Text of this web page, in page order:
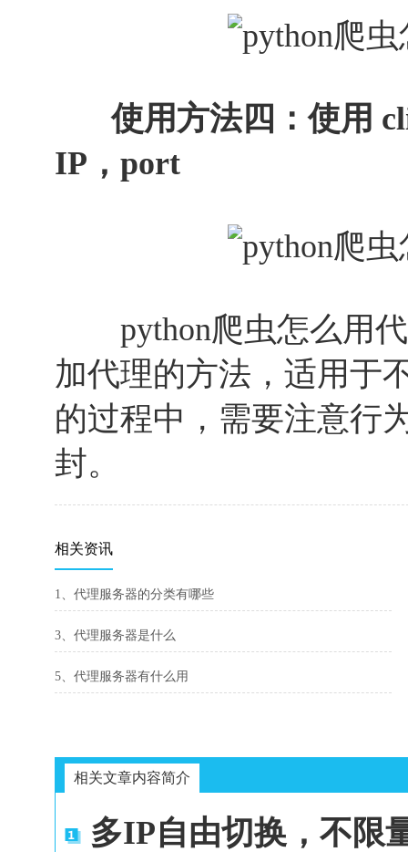
使用方法四：使用
IP，port
python爬虫怎么用代
加代理的方法，适用于
的过程中，需要注意行
封。
相关资讯
1、代理服务器的分类有哪些
3、代理服务器是什么
5、代理服务器有什么用
相关文章内容简介
多IP自由切换，不限